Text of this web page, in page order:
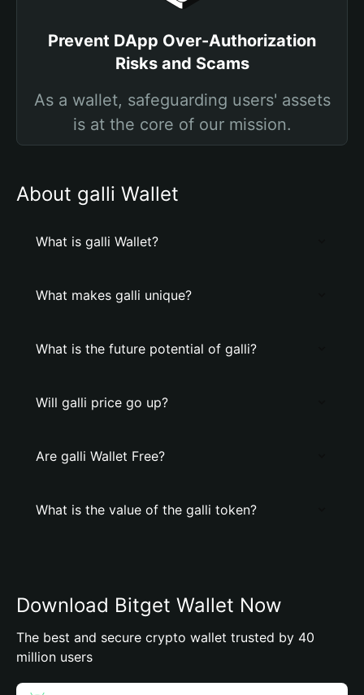
Prevent DApp Over-Authorization
Risks and Scams
As a wallet, safeguarding users' assets
is at the core of our mission.
About galli Wallet
What is galli Wallet?
What makes galli unique?
What is the future potential of galli?
Will galli price go up?
Are galli Wallet Free?
What is the value of the galli token?
Download Bitget Wallet Now
The best and secure crypto wallet trusted by 40
million users